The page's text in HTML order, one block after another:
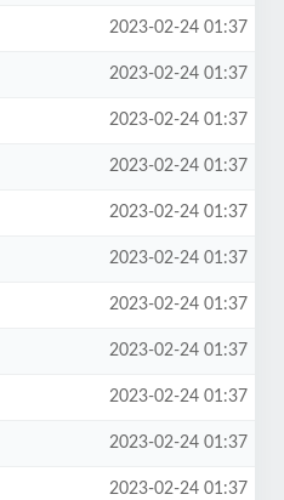
2023-02-24 01:37
2023-02-24 01:37
2023-02-24 01:37
2023-02-24 01:37
2023-02-24 01:37
2023-02-24 01:37
2023-02-24 01:37
2023-02-24 01:37
2023-02-24 01:37
2023-02-24 01:37
2023-02-24 01:37